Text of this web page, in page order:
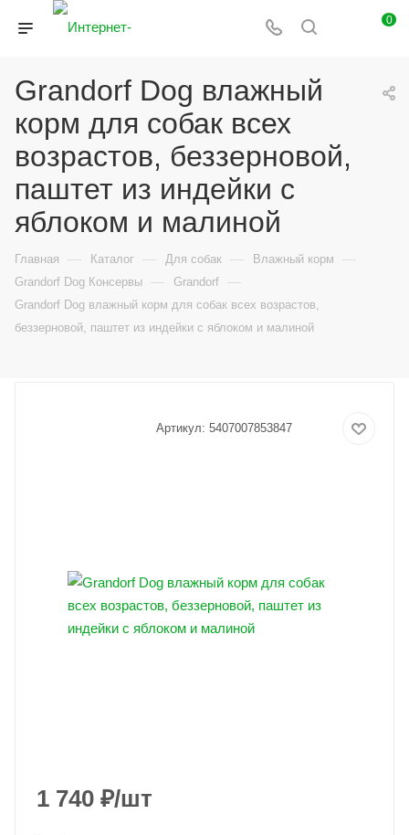
0
Grandorf Dog влажный
корм для собак всех
возрастов, беззерновой,
паштет из индейки с
яблоком и малиной
Главная — Каталог — Для собак — Влажный корм —
Grandorf Dog Консервы — Grandorf —
Grandorf Dog влажный корм для собак всех возрастов,
беззерновой, паштет из индейки с яблоком и малиной
Артикул: 5407007853847
1 740 ₽/шт